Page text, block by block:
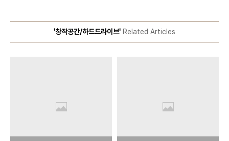
'창작공간/하드드라이브' Related Articles